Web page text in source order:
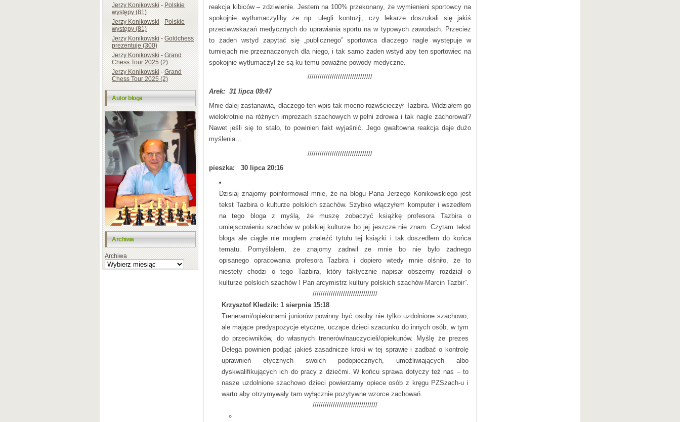
Jerzy Konikowski-Polskie
występy (81)
Jerzy Konikowski-Polskie
występy (81)
Jerzy Konikowski-Goldchess
prezentuje (300)
Jerzy Konikowski-Grand
Chess Tour 2025 (2)
Jerzy Konikowski-Grand
Chess Tour 2025 (2)
Autor bloga
Archiwa
Archiwa
reakcja kibiców – zdziwienie. Jestem na 100% przekonany, że wymienieni sportowcy na
spokojnie wytłumaczyliby że np. ulegli kontuzji, czy lekarze doszukali się jakiś
przeciwwskazań medycznych do uprawiania sportu na w typowych zawodach. Przecież
to żaden wstyd zapytać się „publicznego” sportowca dlaczego nagle występuje w
turniejach nie przeznaczonych dla niego, i tak samo żaden wstyd aby ten sportowiec na
spokojnie wytłumaczył że są ku temu poważne powody medyczne.
////////////////////////////////
Arek: 31 lipca 09:47
Mnie dalej zastanawia, dlaczego ten wpis tak mocno rozwścieczył Tazbira. Widziałem go
wielokrotnie na różnych imprezach szachowych w pełni zdrowia i tak nagle zachorował?
Nawet jeśli się to stało, to powinien fakt wyjaśnić. Jego gwałtowna reakcja daje dużo
myślenia…
////////////////////////////////
pieszka: 30 lipca 20:16
Dzisiaj znajomy poinformował mnie, że na blogu Pana Jerzego Konikowskiego jest
tekst Tazbira o kulturze polskich szachów. Szybko włączyłem komputer i wszedłem
na tego bloga z myślą, że muszę zobaczyć książkę profesora Tazbira o
umiejscowieniu szachów w polskiej kulturze bo jej jeszcze nie znam. Czytam tekst
bloga ale ciągle nie mogłem znaleźć tytułu tej książki i tak doszedłem do końca
tematu. Pomyślałem, że znajomy zadrwił ze mnie bo nie było żadnego
opisanego opracowania profesora Tazbira i dopiero wtedy mnie olśniło, że to
niestety chodzi o tego Tazbira, który faktycznie napisał obszerny rozdział o
kulturze polskich szachów ! Pan arcymistrz kultury polskich szachów-Marcin Tazbir”.
////////////////////////////////
Krzysztof Kledzik: 1 sierpnia 15:18
Trenerami/opiekunami juniorów powinny być osoby nie tylko uzdolnione szachowo,
ale mające predyspozycje etyczne, uczące dzieci szacunku do innych osób, w tym
do przeciwników, do własnych trenerów/nauczycieli/opiekunów. Myślę że prezes
Delega powinien podjąć jakieś zasadnicze kroki w tej sprawie i zadbać o kontrolę
uprawnień etycznych swoich podopiecznych, umożliwiających albo
dyskwalifikujących ich do pracy z dziećmi. W końcu sprawa dotyczy też nas – to
nasze uzdolnione szachowo dzieci powierzamy opiece osób z kręgu PZSzach-u i
warto aby otrzymywały tam wyłącznie pozytywne wzorce zachowań.
////////////////////////////////